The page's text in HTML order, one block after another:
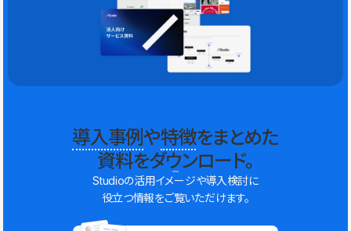
導入事例や特徴をまとめた
資料をダウンロード。
Studioの活用イメージや導入検討に
役立つ情報をご覧いただけます。